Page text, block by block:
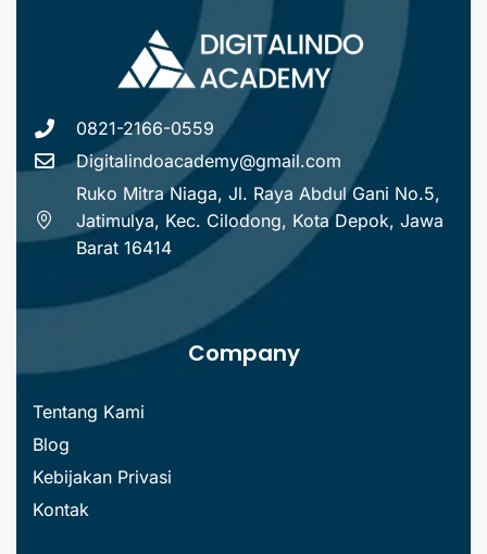
0821-2166-0559
Digitalindoacademy@gmail.com
Ruko Mitra Niaga, Jl. Raya Abdul Gani No.5,
Jatimulya, Kec. Cilodong, Kota Depok, Jawa
Barat 16414
Company
Tentang Kami
Blog
Kebijakan Privasi
Kontak